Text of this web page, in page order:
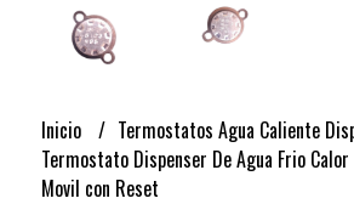
Inicio
Termostatos Agua Caliente
Termostato Dispenser De Agua Frio
Movil con Reset